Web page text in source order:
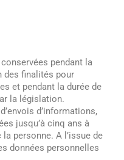
pendant la
des finalités pour
et pendant la durée de
la législation.
d’informations,
jusqu’à cinq ans à
personne. A l’issue de
données personnelles